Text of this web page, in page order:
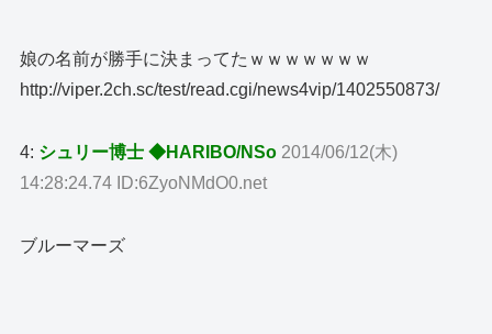
娘の名前が勝手に決まってたｗｗｗｗｗｗｗ
http://viper.2ch.sc/test/read.cgi/news4vip/1402550873/
4: シュリー博士 ◆HARIBO/NSo 2014/06/12(木)
14:28:24.74 ID:6ZyoNMdO0.net
ブルーマーズ